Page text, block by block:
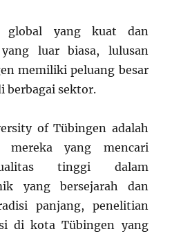
global yang kuat dan
luar biasa, lulusan
memiliki peluang besar
berbagai sektor.
of Tübingen adalah
yang mencari
tinggi dalam
yang bersejarah dan
panjang, penelitian
di kota Tübingen yang